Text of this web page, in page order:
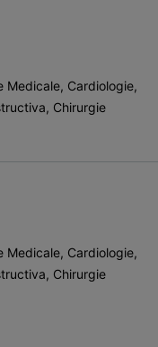
Medicale, Cardiologie,
Chirurgie
Medicale, Cardiologie,
Chirurgie